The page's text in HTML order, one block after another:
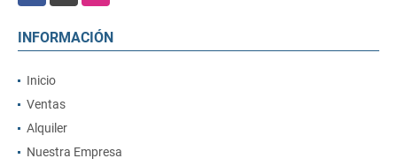
INFORMACIÓN
Inicio
Ventas
Alquiler
Nuestra Empresa